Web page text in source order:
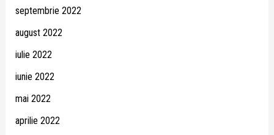
septembrie 2022
august 2022
iulie 2022
iunie 2022
mai 2022
aprilie 2022